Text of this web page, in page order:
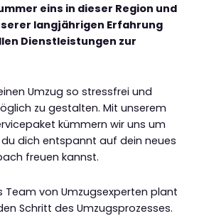
eins in dieser Region und
langjährigen Erfahrung
Dienstleistungen zur
Umzug so stressfrei und
zu gestalten. Mit unserem
kümmern wir uns um
dich entspannt auf dein neues
freuen kannst.
Team von Umzugsexperten plant
Schritt des Umzugsprozesses.